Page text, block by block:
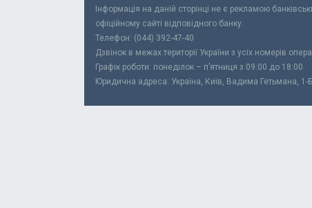
Інформація на даній сторінці не є рекламою
офіційному сайті відповідного банку.
Телефон: (044) 392-47-40
Дзвінок в межах території України з усіх номерів
Графік роботи: понеділок – п’ятниця з 09:00 до 18:00
Юридична адреса: Україна, Київ, Вадима Гетьмана, 1-